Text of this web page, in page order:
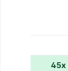
45x